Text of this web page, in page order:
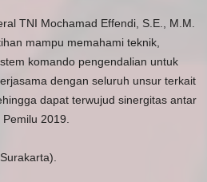
TNI Mochamad Effendi, S.E., M.M.
mampu memahami teknik,
komando pengendalian untuk
dengan seluruh unsur terkait
dapat terwujud sinergitas antar
2019.